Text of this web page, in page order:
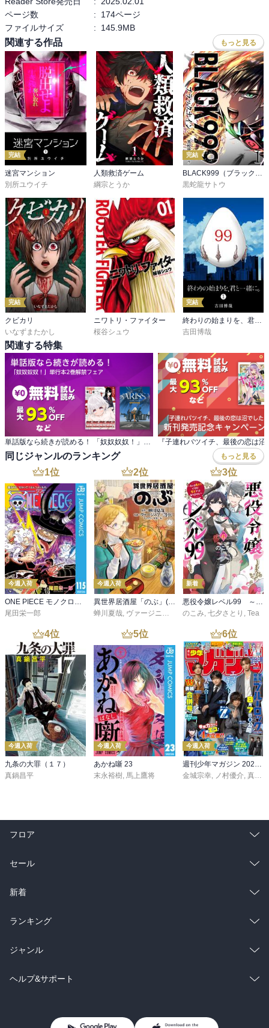
ページ数
:
174ページ
ファイルサイズ
: 145.9MB
関連する作品 もっと見る
完結
迷宮マンション
別所ユウイチ
人類救済ゲーム
綱宗とうか
完結
BLACK999（ブラックナイン）
黒蛇龍サトウ
完結
クビカリ
いなずまたかし
ニワトリ・ファイター
桜谷シュウ
完結
吉田博哉
関連する特集
同じジャンルのランキング もっと見る
1位
今週入荷
ONE PIECE モノクロ版 115
尾田栄一郎
2位
今週入荷
異世界居酒屋「のぶ」(22)
蝉川夏哉, ヴァージニア二等兵 ,転
3位
新着
悪役令嬢レベル99 ～私は裏ボスですが魔王ではありません～ その６
のこみ, 七夕さとり , Tea
4位
今週入荷
九条の大罪（１７）
真鍋昌平
5位
今週入荷
あかね噺 23
末永裕樹 馬上鷹将
6位
今週入荷
金城宗幸
ノ村優介 真島ヒロ
フロア
総合
ラノベ
雑誌・グラビア
BL・TL
セール
総合
ラノベ
雑誌・グラビア
BL・TL
新着
総合
ラノベ
雑誌・グラビア
ランキング
総合
ラノベ
ジャンル
コミック
ヘルプ&サポート